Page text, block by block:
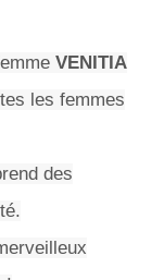
VENITIA
les femmes
des